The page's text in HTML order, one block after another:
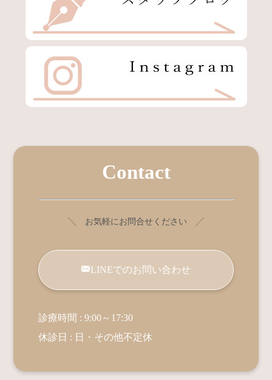
Contact
╲ お気軽にお問合せください ╱
LINEでのお問い合わせ
診療時間 : 9:00～17:30
休診日 : 日・その他不定休